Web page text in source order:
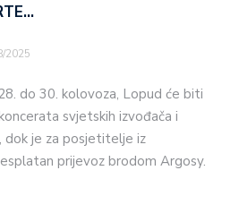
2025
do 30. kolovoza, Lopud će biti
svjetskih izvođača i
dok je za posjetitelje iz
prijevoz brodom Argosy.